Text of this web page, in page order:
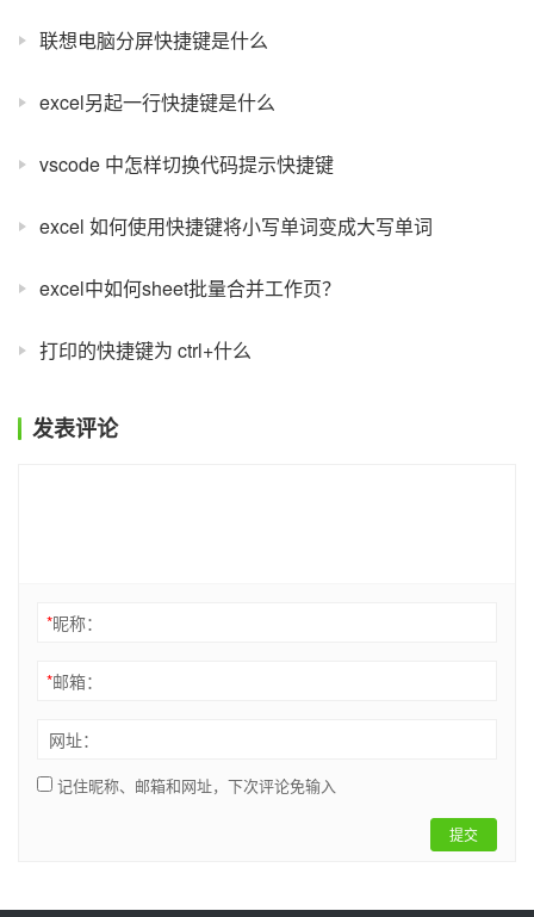
联想电脑分屏快捷键是什么
excel另起一行快捷键是什么
vscode 中怎样切换代码提示快捷键
excel 如何使用快捷键将小写单词变成大写单词
excel中如何sheet批量合并工作页？
打印的快捷键为 ctrl+什么
发表评论
*昵称：
*邮箱：
网址：
记住昵称、邮箱和网址，下次评论免输入
提交